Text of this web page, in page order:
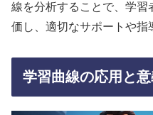
線を分析することで、学
価し、適切なサポートや指
学習曲線の応用と